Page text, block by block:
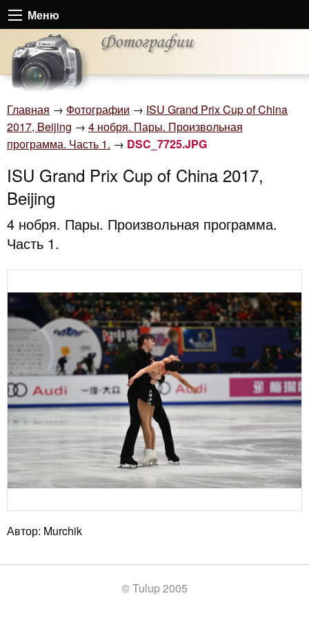
Меню
Главная → Фотографии → ISU Grand Prix Cup of China
2017, Beijing → 4 нобря. Пары. Произвольная
программа. Часть 1. → DSC_7725.JPG
ISU Grand Prix Cup of China 2017,
Beijing
4 нобря. Пары. Произвольная программа.
Часть 1.
Автор: Murchik
© Tulup 2005